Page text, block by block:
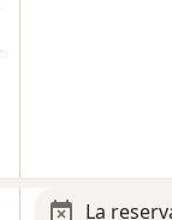
La